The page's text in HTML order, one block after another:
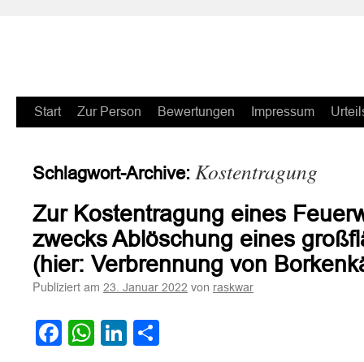
Zum
springen
Start Zur Person Bewertungen Impressum
Schlagwort-Archive: Kostentragung
Zur Kostentragung eines
zwecks Ablöschung eines
(hier: Verbrennung von
Publiziert am 23. Januar 2022 von raskwar
Facebook
WhatsApp
LinkedIn